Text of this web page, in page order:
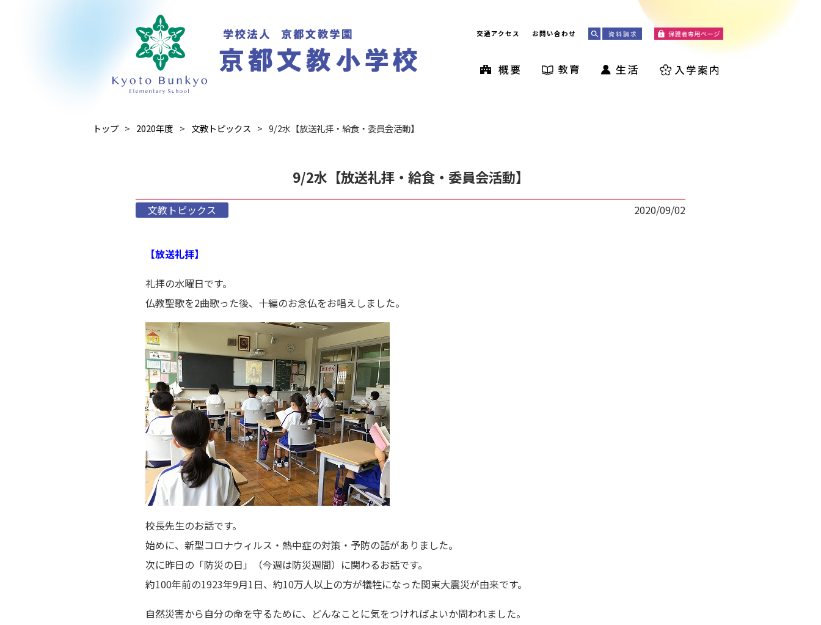
交通アクセス お問い合わせ
トップ 2020年度 文教トピックス 9/2水【放送礼拝・給食・委員会活動】
9/2水【放送礼拝・給食・委員会活動】
文教トピックス 2020/09/02
【放送礼拝】
礼拝の水曜日です。
仏教聖歌を2曲歌った後、十編のお念仏をお唱えしました。
校長先生のお話です。
始めに、新型コロナウィルス・熱中症の対策・予防の話がありました。
次に昨日の「防災の日」（今週は防災週間）に関わるお話です。
約100年前の1923年9月1日、約10万人以上の方が犠牲になった関東大震災が由来です。
自然災害から自分の命を守るために、どんなことに気をつければよいか問われました。